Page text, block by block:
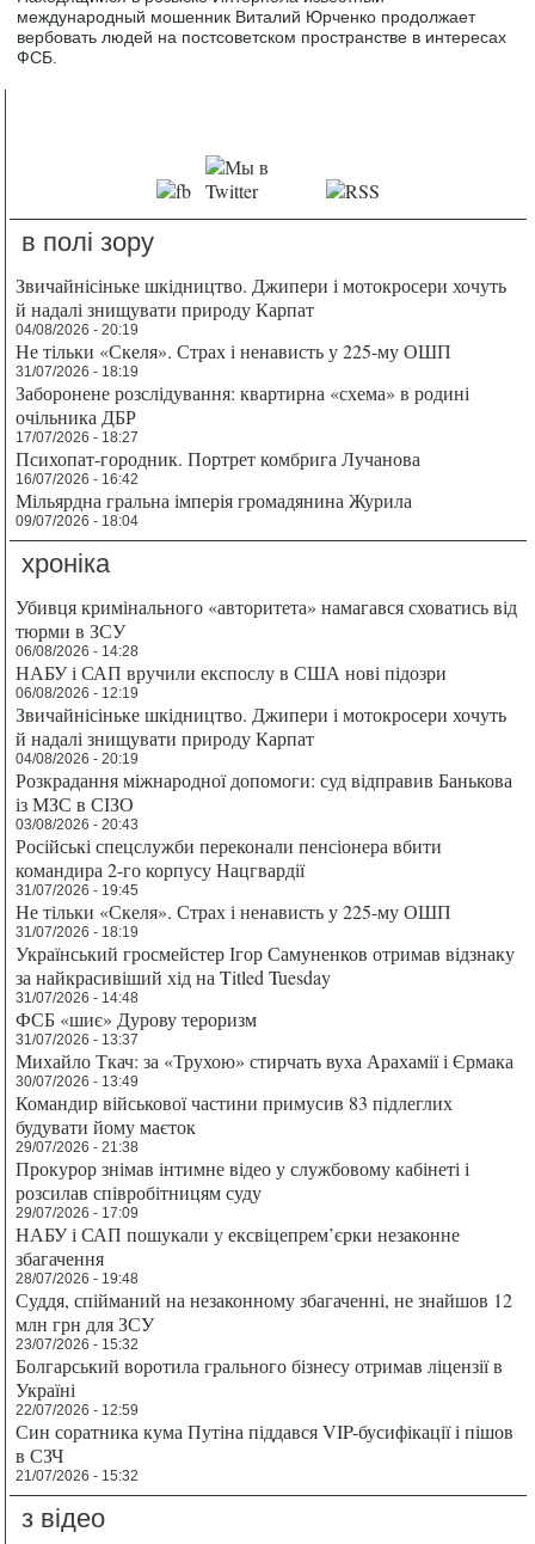
международный мошенник Виталий Юрченко продолжает
вербовать людей на постсоветском пространстве в интересах
ФСБ.
в полі зору
Звичайнісіньке шкідництво. Джипери і мотокросери хочуть
й надалі знищувати природу Карпат
04/08/2026 - 20:19
Не тільки «Скеля». Страх і ненависть у 225-му ОШП
31/07/2026 - 18:19
Заборонене розслідування: квартирна «схема» в родині
очільника ДБР
17/07/2026 - 18:27
Психопат-городник. Портрет комбрига Лучанова
16/07/2026 - 16:42
Мільярдна гральна імперія громадянина Журила
09/07/2026 - 18:04
хроніка
Убивця кримінального «авторитета» намагався сховатись від
тюрми в ЗСУ
06/08/2026 - 14:28
НАБУ і САП вручили експослу в США нові підозри
06/08/2026 - 12:19
Звичайнісіньке шкідництво. Джипери і мотокросери хочуть
й надалі знищувати природу Карпат
04/08/2026 - 20:19
Розкрадання міжнародної допомоги: суд відправив Банькова
із МЗС в СІЗО
03/08/2026 - 20:43
Російські спецслужби переконали пенсіонера вбити
командира 2-го корпусу Нацгвардії
31/07/2026 - 19:45
Не тільки «Скеля». Страх і ненависть у 225-му ОШП
31/07/2026 - 18:19
Український гросмейстер Ігор Самуненков отримав відзнаку
за найкрасивіший хід на Titled Tuesday
31/07/2026 - 14:48
ФСБ «шиє» Дурову тероризм
31/07/2026 - 13:37
Михайло Ткач: за «Трухою» стирчать вуха Арахамії і Єрмака
30/07/2026 - 13:49
Командир військової частини примусив 83 підлеглих
будувати йому маєток
29/07/2026 - 21:38
Прокурор знімав інтимне відео у службовому кабінеті і
розсилав співробітницям суду
29/07/2026 - 17:09
НАБУ і САП пошукали у ексвіцепрем’єрки незаконне
збагачення
28/07/2026 - 19:48
Суддя, спійманий на незаконному збагаченні, не знайшов 12
млн грн для ЗСУ
23/07/2026 - 15:32
Болгарський воротила грального бізнесу отримав ліцензії в
Україні
22/07/2026 - 12:59
Син соратника кума Путіна піддався VIP-бусифікації і пішов
в СЗЧ
21/07/2026 - 15:32
з відео